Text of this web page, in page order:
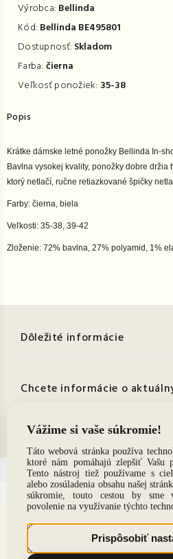
Výrobca: Bellinda
Kód: Bellinda BE495801
Dostupnosť: Skladom
Farba: čierna
Veľkosť ponožiek: 35-38
Popis
Krátke dámske letné ponožky Bellinda In-
Bavlna vysokej kvality, ponožky dobre
ktorý netlačí, ručne retiazkované špičky
Farby: čierna, biela
Veľkosti: 35-38, 39-42
Zloženie: 72% bavlna, 27% polyamid, 1%
Dôležité informácie
Chcete informácie o
Kontakt
© 2021. Všetky